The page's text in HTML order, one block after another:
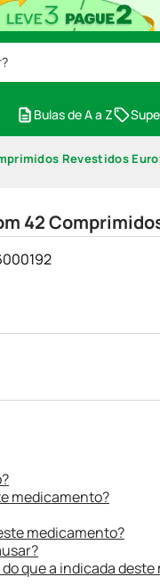
Bulas de A a Z
Revestidos
42
medicamento?
medicamento?
que a indicada